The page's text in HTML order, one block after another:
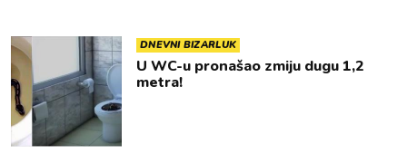
DNEVNI BIZARLUK
U WC-u pronašao zmiju dugu 1,2
metra!